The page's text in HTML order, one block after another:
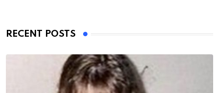
RECENT POSTS